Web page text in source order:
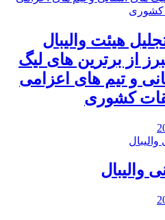
هیئت والیبال
از برترین های لیگ
و تیم های اعزامی
کشوری
والیبال